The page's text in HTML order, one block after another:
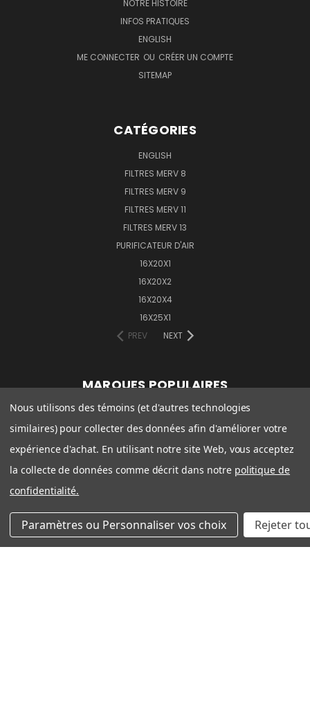
NOTRE HISTOIRE
INFOS PRATIQUES
ENGLISH
ME CONNECTER OU CRÉER UN COMPTE
SITEMAP
CATÉGORIES
ENGLISH
FILTRES MERV 8
FILTRES MERV 9
FILTRES MERV 11
FILTRES MERV 13
PURIFICATEUR D'AIR
16X20X1
16X20X2
16X20X4
16X25X1
PREV
NEXT
MARQUES POPULAIRES
CAMFIL
FANTECH
AAF FLANDERS
SANUVOX
CARRIER
GENERALAIRE
Nous utilisons des témoins (et d'autres technologies
similaires) pour collecter des données afin d'améliorer votre
expérience d'achat. En utilisant notre site Web, vous acceptez
la collecte de données comme décrit dans notre politique de
confidentialité.
Paramètres ou Personnaliser vos choix Rejeter